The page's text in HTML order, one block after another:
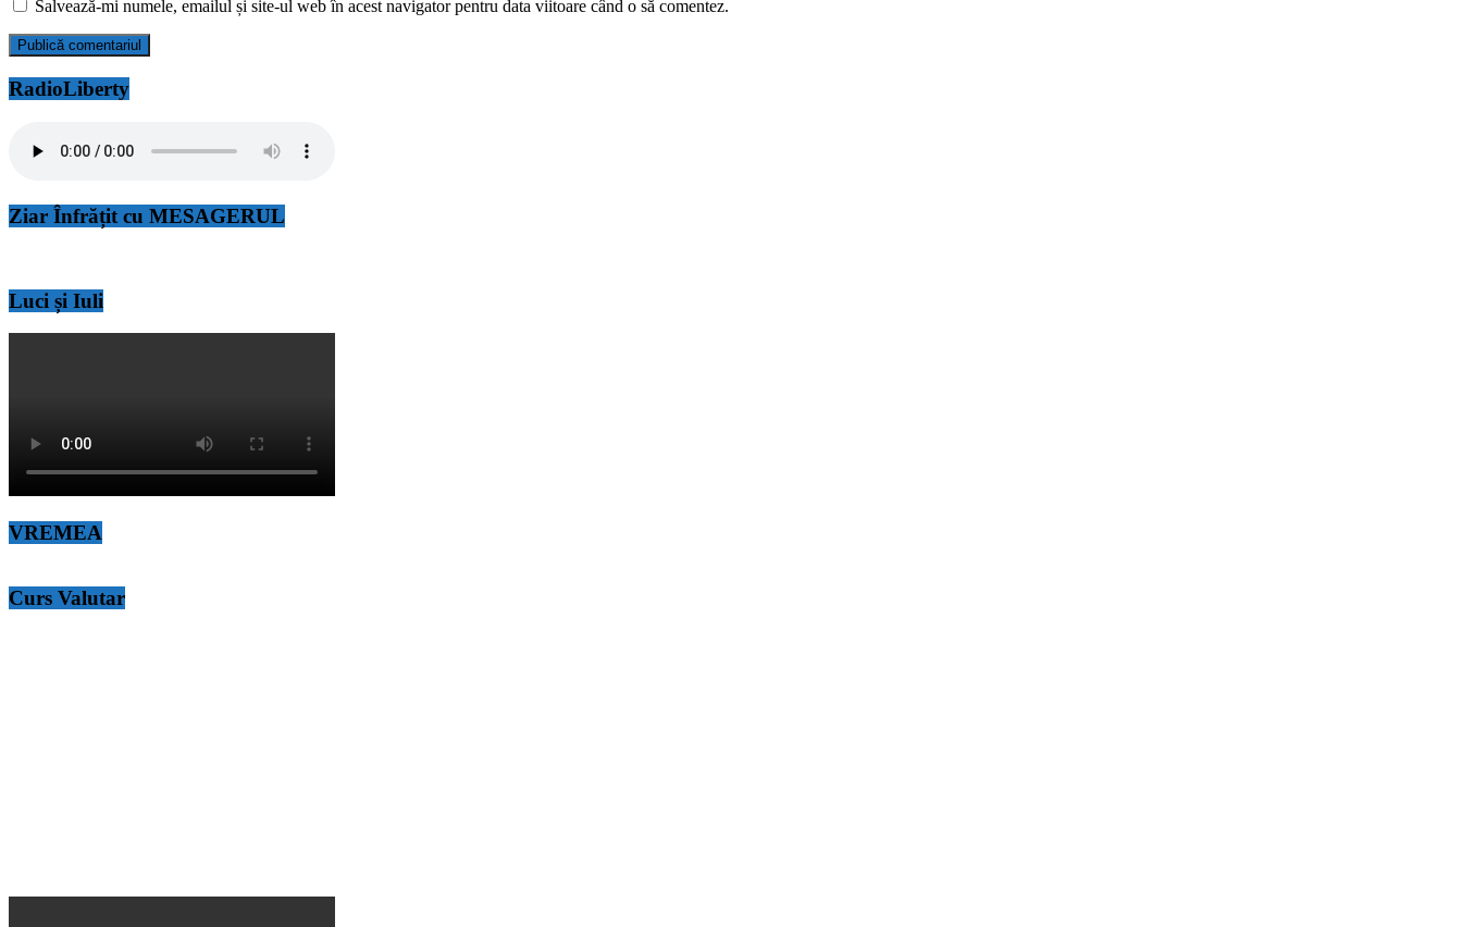
Salvează-mi numele, emailul și site-ul web în acest navigator pentru data viitoare când o să comentez.
RadioLiberty
Ziar Înfrățit cu MESAGERUL
Luci și Iuli
VREMEA
Curs Valutar